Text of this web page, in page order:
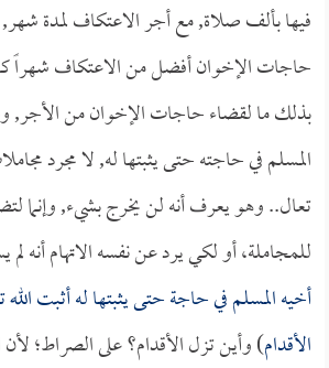
فيها بألف صلاة, مع أجر الاعتكاف لمدة شهر,
حاجات الإخوان أفضل من الاعتكاف شهراً
بذلك ما لقضاء حاجات الإخوان من
المسلم في حاجته حتى يثبتها له, لا مجرد
تعال.. وهو يعرف أنه لن يخرج بشيء, وإنما
للمجاملة، أو لكي يرد عن نفسه الاتهام أنه
أخيه المسلم في حاجة حتى يثبتها له أثبت
الأقدام) وأين تزل الأقدام؟ على الصراط؛